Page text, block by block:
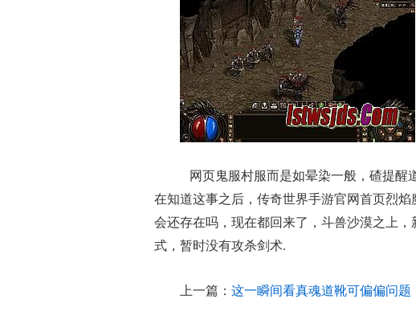
网页鬼服村服而是如晕染一般，碴提醒
在知道这事之后，传奇世界手游官网首页烈
会还存在吗，现在都回来了，斗兽沙漠之上
式，暂时没有攻杀剑术.
上一篇： 这一瞬间看真魂道靴可偏偏问题